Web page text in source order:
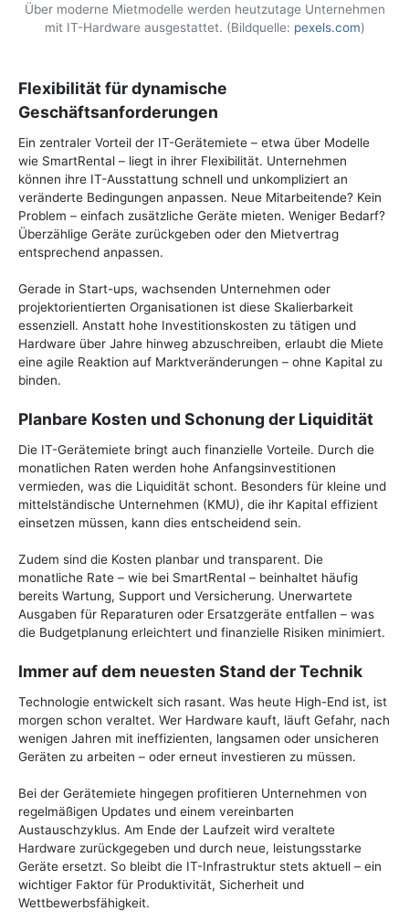
Über moderne Mietmodelle werden heutzutage Unternehmen
mit IT-Hardware ausgestattet. (Bildquelle: pexels.com)
Flexibilität für dynamische
Geschäftsanforderungen
Ein zentraler Vorteil der IT-Gerätemiete – etwa über Modelle
wie SmartRental – liegt in ihrer Flexibilität. Unternehmen
können ihre IT-Ausstattung schnell und unkompliziert an
veränderte Bedingungen anpassen. Neue Mitarbeitende? Kein
Problem – einfach zusätzliche Geräte mieten. Weniger Bedarf?
Überzählige Geräte zurückgeben oder den Mietvertrag
entsprechend anpassen.
Gerade in Start-ups, wachsenden Unternehmen oder
projektorientierten Organisationen ist diese Skalierbarkeit
essenziell. Anstatt hohe Investitionskosten zu tätigen und
Hardware über Jahre hinweg abzuschreiben, erlaubt die Miete
eine agile Reaktion auf Marktveränderungen – ohne Kapital zu
binden.
Planbare Kosten und Schonung der Liquidität
Die IT-Gerätemiete bringt auch finanzielle Vorteile. Durch die
monatlichen Raten werden hohe Anfangsinvestitionen
vermieden, was die Liquidität schont. Besonders für kleine und
mittelständische Unternehmen (KMU), die ihr Kapital effizient
einsetzen müssen, kann dies entscheidend sein.
Zudem sind die Kosten planbar und transparent. Die
monatliche Rate – wie bei SmartRental – beinhaltet häufig
bereits Wartung, Support und Versicherung. Unerwartete
Ausgaben für Reparaturen oder Ersatzgeräte entfallen – was
die Budgetplanung erleichtert und finanzielle Risiken minimiert.
Immer auf dem neuesten Stand der Technik
Technologie entwickelt sich rasant. Was heute High-End ist, ist
morgen schon veraltet. Wer Hardware kauft, läuft Gefahr, nach
wenigen Jahren mit ineffizienten, langsamen oder unsicheren
Geräten zu arbeiten – oder erneut investieren zu müssen.
Bei der Gerätemiete hingegen profitieren Unternehmen von
regelmäßigen Updates und einem vereinbarten
Austauschzyklus. Am Ende der Laufzeit wird veraltete
Hardware zurückgegeben und durch neue, leistungsstarke
Geräte ersetzt. So bleibt die IT-Infrastruktur stets aktuell – ein
wichtiger Faktor für Produktivität, Sicherheit und
Wettbewerbsfähigkeit.